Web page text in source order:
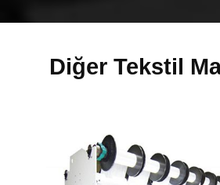
Diğer Tekstil